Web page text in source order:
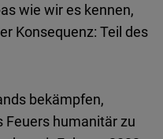
wie wir es kennen,
Konsequenz: Teil des
bekämpfen,
humanitär zu